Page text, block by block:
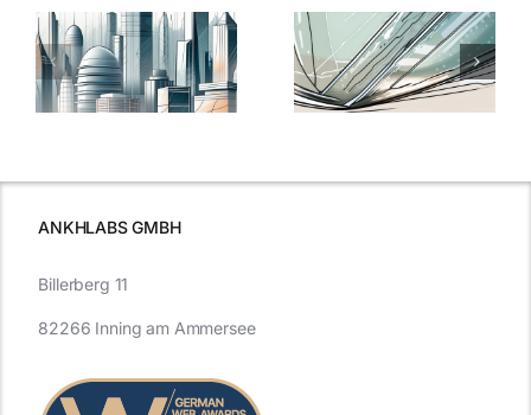
5 Gründe,
warum
Nanoversiegelung
auf Glas
7
Expertentipps
für maximale
ANKHLABS GMBH
Billerberg 11
82266 Inning am Ammersee